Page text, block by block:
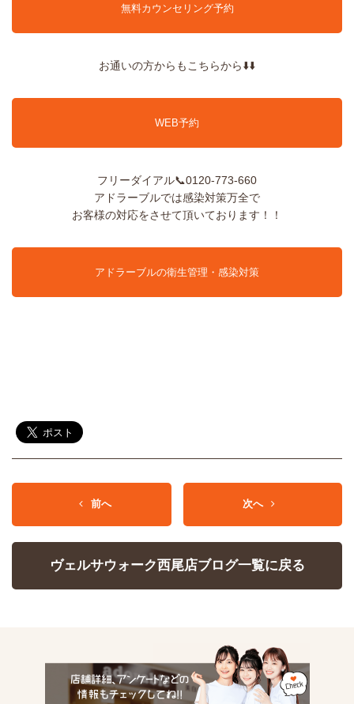
無料カウンセリング予約
お通いの方からもこちらから⬇️⬇️
WEB予約
フリーダイアル📞0120-773-660
アドラーブルでは感染対策万全で
お客様の対応をさせて頂いております！！
アドラーブルの衛生管理・感染対策
前へ 次へ
ヴェルサウォーク西尾店ブログ一覧に戻る